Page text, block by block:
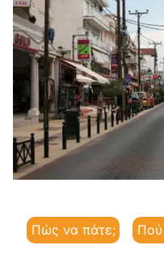
Πώς να πάτε; Πού